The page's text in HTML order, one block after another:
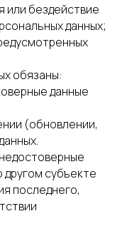
или бездействие
данных;
обязаны:
данные
(обновлении,
субъекте
последнего,